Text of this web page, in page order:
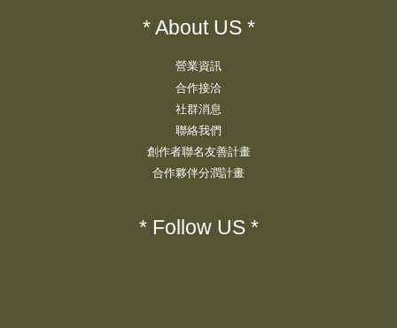
* About US *
營業資訊
合作接洽
社群消息
聯絡我們
創作者聯名友善計畫
合作夥伴分潤計畫
* Follow US *